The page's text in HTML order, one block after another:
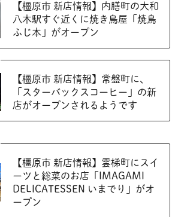
【橿原市 新店情報】内膳町の大和
八木駅すぐ近くに焼き鳥屋「焼鳥
ふじ本」がオープン
【橿原市 新店情報】常盤町に、
「スターバックスコーヒー」の新
店がオープンされるようです
【橿原市 新店情報】雲梯町にスイ
ーツと総菜のお店「IMAGAMI
DELICATESSEN いまでり」がオ
ープン